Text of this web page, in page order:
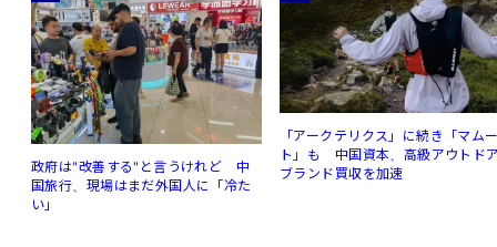
政府は"改善する"と言うけれど 中
国旅行、現場はまだ外国人に「冷た
い」
「アークテリクス」に続き「マム
ト」も 中国資本、高級アウトド
ブランド買収を加速